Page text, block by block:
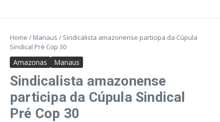
Home / Manaus / Sindicalista amazonense participa da Cúpula
Sindical Pré Cop 30
Amazonas Manaus
Sindicalista amazonense
participa da Cúpula Sindical
Pré Cop 30